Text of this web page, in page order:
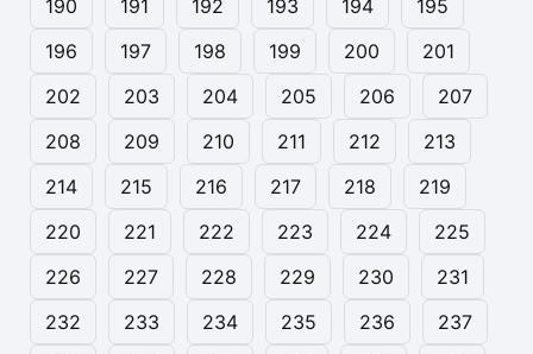
190 191 192 193 194
195
196
197 198 199 200
201
202
203 204 205 206
207
208
209 210 211 212
213
214
215 216 217 218
219
220
221 222 223 224
225
226
227 228 229 230
231
232
233 234 235 236
237